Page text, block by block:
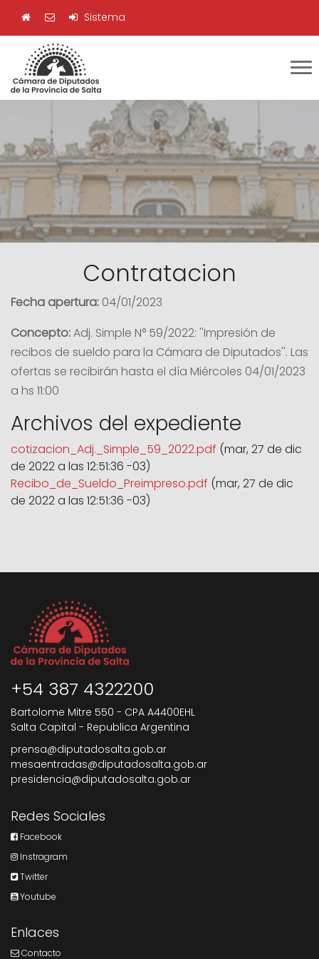
Sistema
Contratacion
Fecha apertura: 04/01/2023
Concepto:Adj. Simple N° 59/2022: ''Impresión de
recibos de sueldo para la Cámara de Diputados''. Las
ofertas se recibirán hasta el día Miércoles 04/01/2023
a hs 11:00
Archivos del expediente
cotizacion_Adj._Simple_59_2022.pdf (mar, 27 de dic
de 2022 a las 12:51:36 -03)
Recibo_de_Sueldo_Preimpreso.pdf (mar, 27 de dic
de 2022 a las 12:51:36 -03)
+54 387 4322200
Bartolome Mitre 550 - CPA A4400EHL
Salta Capital - Republica Argentina
prensa@diputadosalta.gob.ar
mesaentradas@diputadosalta.gob.ar
presidencia@diputadosalta.gob.ar
Redes Sociales
Facebook
Instragram
Twitter
Youtube
Enlaces
Contacto